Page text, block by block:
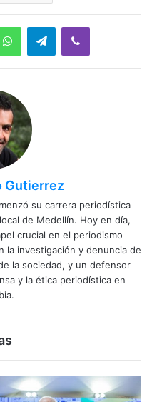
WhatsAppTelegramViber
Gutierrez
su carrera periodística
de Medellín. Hoy en día,
crucial en el periodismo
la investigación y denuncia de
la sociedad, y un defensor
y la ética periodística en